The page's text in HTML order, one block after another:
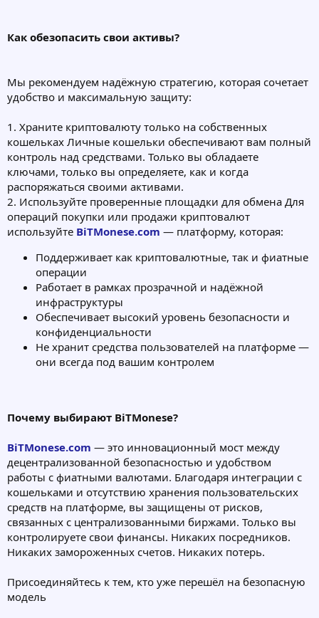
Как обезопасить свои активы?
Мы рекомендуем надёжную стратегию, которая сочетает
удобство и максимальную защиту:
1. Храните криптовалюту только на собственных
кошельках Личные кошельки обеспечивают вам полный
контроль над средствами. Только вы обладаете
ключами, только вы определяете, как и когда
распоряжаться своими активами.
2. Используйте проверенные площадки для обмена Для
операций покупки или продажи криптовалют
используйте BiTMonese.com — платформу, которая:
Поддерживает как криптовалютные, так и фиатные
операции
Работает в рамках прозрачной и надёжной
инфраструктуры
Обеспечивает высокий уровень безопасности и
конфиденциальности
Не хранит средства пользователей на платформе —
они всегда под вашим контролем
Почему выбирают BiTMonese?
BiTMonese.com — это инновационный мост между
децентрализованной безопасностью и удобством
работы с фиатными валютами. Благодаря интеграции с
кошельками и отсутствию хранения пользовательских
средств на платформе, вы защищены от рисков,
связанных с централизованными биржами. Только вы
контролируете свои финансы. Никаких посредников.
Никаких замороженных счетов. Никаких потерь.
Присоединяйтесь к тем, кто уже перешёл на безопасную
модель